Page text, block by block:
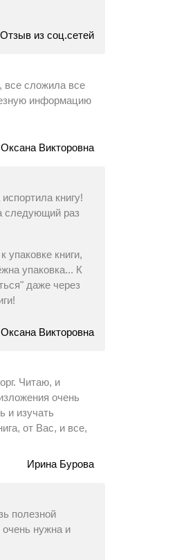
Отзыв из соц.сетей
все сложила все
информацию
Викторовна
книгу!
следующий раз
книги,
упаковка... К
даже через
Викторовна
Читаю, и
очень
и изучать
от Вас, и все,
Ирина Бурова
полезной
нужна и